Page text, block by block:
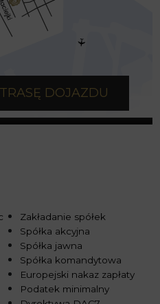
DOJAZDU
Zakładanie spółek
Spółka akcyjna
Spółka jawna
Spółka komandytowa
Europejski nakaz zapłaty
Podatek minimalny